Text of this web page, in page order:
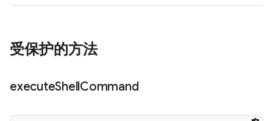
受保护的方法
executeShellCommand